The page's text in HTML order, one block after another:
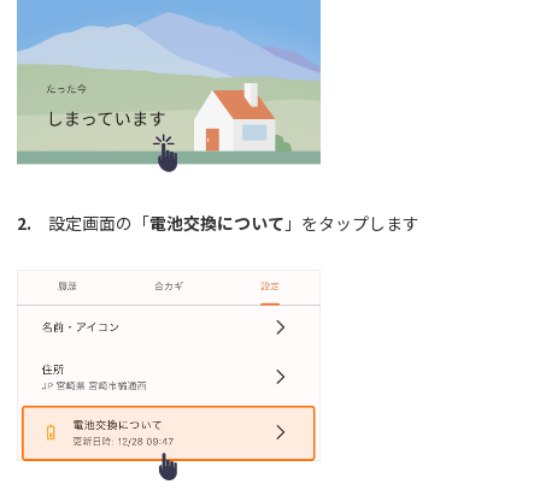
2. 設定画面の「電池交換について 」をタップします